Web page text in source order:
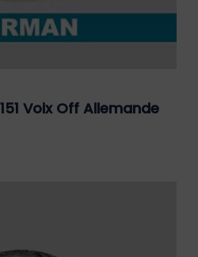
Lecteur
Voix Off Allemande